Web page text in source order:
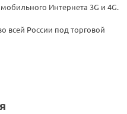
Интернета 3G и 4G.
всей России под торговой